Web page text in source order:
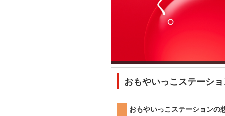
おもやいっこステーシ
おもやいっこステーションの